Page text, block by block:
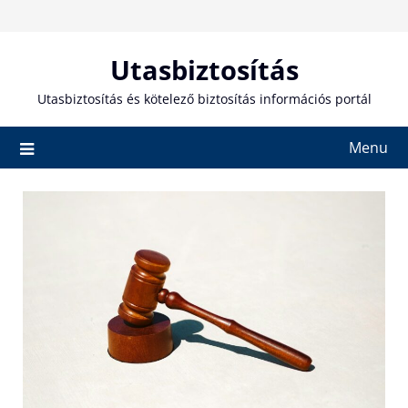
Utasbiztosítás
Utasbiztosítás és kötelező biztosítás információs portál
Menu